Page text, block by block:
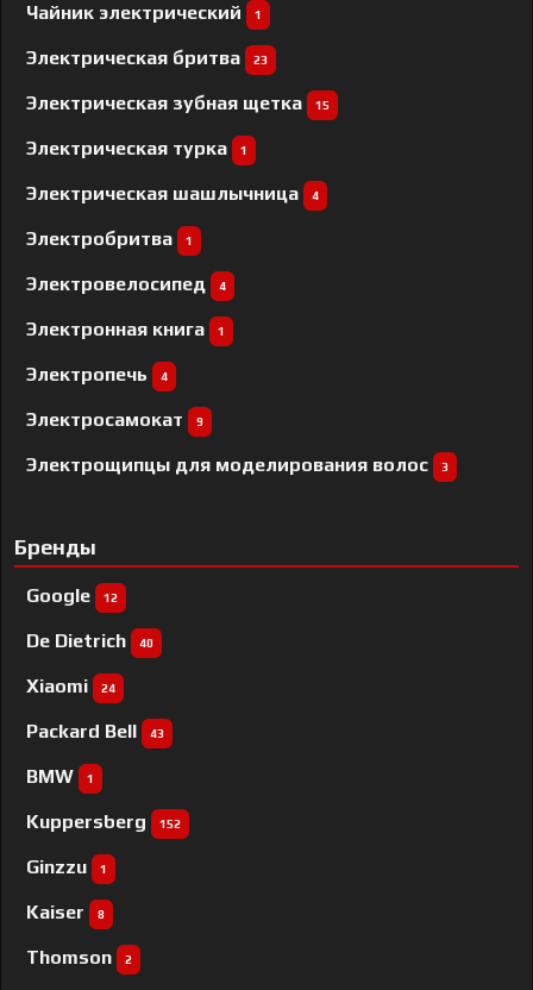
Чайник электрический 1
Электрическая бритва 23
Электрическая зубная щетка 15
Электрическая турка 1
Электрическая шашлычница 4
Электробритва 1
Электровелосипед 4
Электронная книга 1
Электропечь 4
Электросамокат 9
Электрощипцы для моделирования волос 3
Бренды
Google 12
De Dietrich 40
Xiaomi 24
Packard Bell 43
BMW 1
Kuppersberg 152
Ginzzu 1
Kaiser 8
Thomson 2